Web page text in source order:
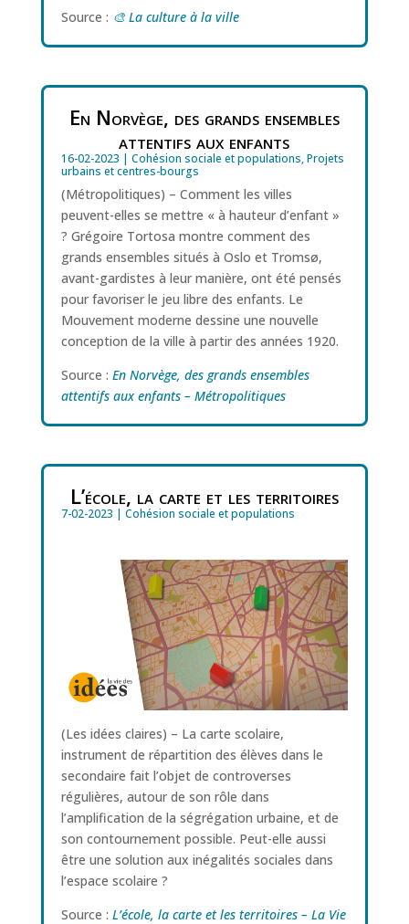
Source : 🎨 La culture à la ville
En Norvège, des grands ensembles
attentifs aux enfants
16-02-2023 | Cohésion sociale et populations,Projets
urbains et centres-bourgs
(Métropolitiques) – Comment les villes
peuvent-elles se mettre « à hauteur d’enfant »
? Grégoire Tortosa montre comment des
grands ensembles situés à Oslo et Tromsø,
avant-gardistes à leur manière, ont été pensés
pour favoriser le jeu libre des enfants. Le
Mouvement moderne dessine une nouvelle
conception de la ville à partir des années 1920.
Source : En Norvège, des grands ensembles
attentifs aux enfants – Métropolitiques
L’école, la carte et les territoires
7-02-2023 | Cohésion sociale et populations
(Les idées claires) – La carte scolaire,
instrument de répartition des élèves dans le
secondaire fait l’objet de controverses
régulières, autour de son rôle dans
l’amplification de la ségrégation urbaine, et de
son contournement possible. Peut-elle aussi
être une solution aux inégalités sociales dans
l’espace scolaire ?
Source : L’école, la carte et les territoires – La Vie